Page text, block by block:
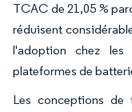
TCAC de 21,05 %
réduisent
l'adoption chez les
plateformes de
Les conceptions de